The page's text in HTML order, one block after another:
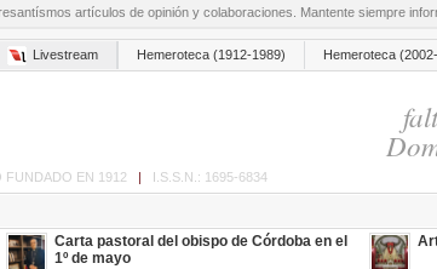
artículos de opinión y colaboraciones. Mantente siempre
Livestream Hemeroteca (1912-1989) Hemeroteca
FUNDADO EN 1912 | I.S.S.N.: 1695-6834
Carta pastoral del obispo de Córdoba en el
1º de mayo